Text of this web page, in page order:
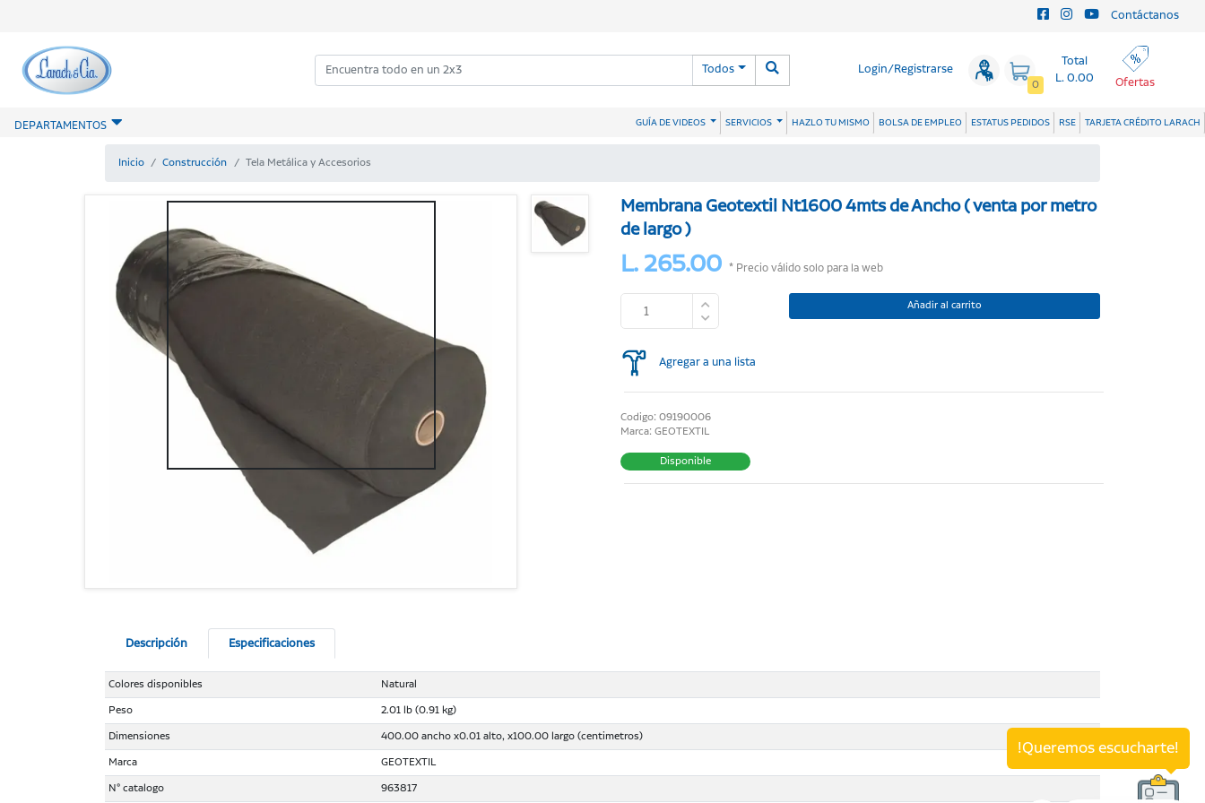
Contáctanos
Todos Login/Registrarse
0
Total
L. 0.00
Ofertas
DEPARTAMENTOS GUÍA DE VIDEOS SERVICIOS HAZLO TU MISMO BOLSA DE EMPLEO ESTATUS PEDIDOS RSE TARJETA CRÉDITO LARACH
Inicio Construcción Tela Metálica y Accesorios
Membrana Geotextil Nt1600 4mts de Ancho ( venta por metro
de largo )
L. 265.00 * Precio válido solo para la web
Añadir al carrito
Agregar a una lista
Codigo: 09190006
Marca: GEOTEXTIL
Disponible
Descripción Especificaciones
Colores disponibles
Natural
Peso
2.01 lb (0.91 kg)
Dimensiones
400.00 ancho x0.01 alto, x100.00 largo (centimetros)
Marca
GEOTEXTIL
N° catalogo
963817
!Queremos escucharte!